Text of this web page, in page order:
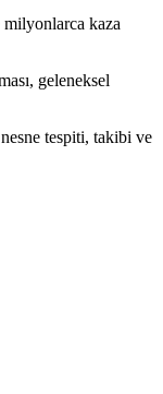
kaza
geleneksel
tespiti, takibi ve